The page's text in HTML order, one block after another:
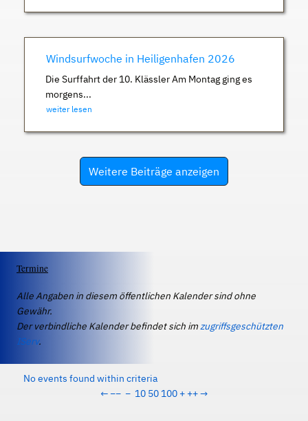
Windsurfwoche in Heiligenhafen 2026
Die Surffahrt der 10. Klässler Am Montag ging es
morgens...
weiter lesen
Weitere Beiträge anzeigen
Termine
Alle Angaben in diesem öffentlichen Kalender sind ohne
Gewähr.
Der verbindliche Kalender befindet sich imzugriffsgeschützten
IServ.
No events found within criteria
← −− − 10 50 100 + ++→